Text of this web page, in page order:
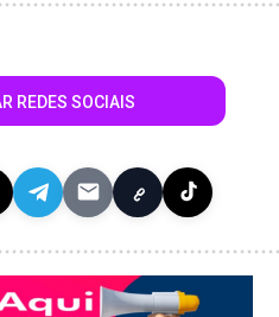
REDES SOCIAIS